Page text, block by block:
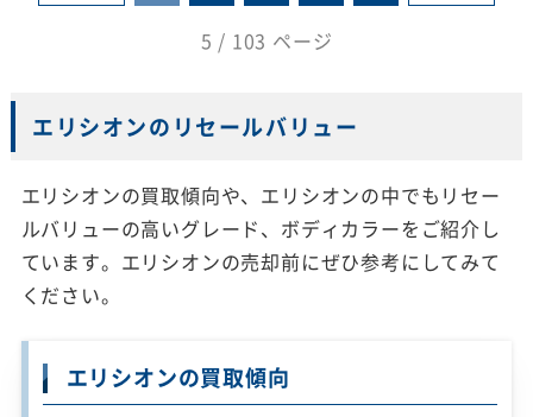
5 / 103 ページ
エリシオンのリセールバリュー
エリシオンの買取傾向や、エリシオンの中でもリセー
ルバリューの高いグレード、ボディカラーをご紹介し
ています。エリシオンの売却前にぜひ参考にしてみて
ください。
エリシオンの買取傾向